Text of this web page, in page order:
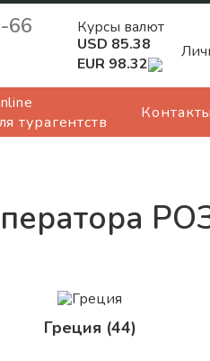
66
Курсы валют
USD 85.38
EUR 98.32
турагентств
Контакты
Греция (44)